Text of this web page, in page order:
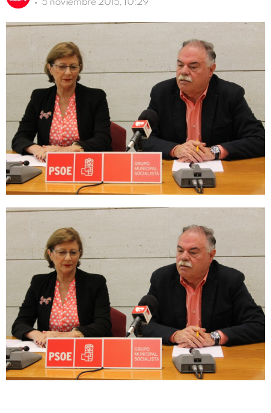
5 noviembre 2015, 10:29